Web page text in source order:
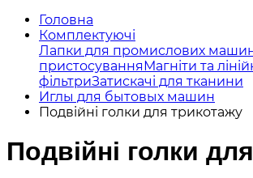
Головна
Комплектуючі
Лапки для промислових
пристосуванняМагніти та
фільтриЗатискачі для тканини
Иглы для бытовых машин
Подвійні голки для трикотажу
Подвійні голки